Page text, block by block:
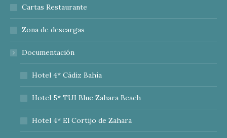
Cartas Restaurante
Zona de descargas
Documentación
Hotel 4* Cádiz Bahía
Hotel 5* TUI Blue Zahara Beach
Hotel 4* El Cortijo de Zahara